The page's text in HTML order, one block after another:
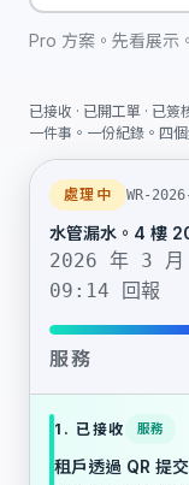
Pro 方案。先看展示。
已接收 · 已開工單 · 已簽
一件事。一份紀錄。四個
處理中 WR-
水管漏水。4 樓
2026 年 3 月
09:14 回報
服務
1. 已接收 服務
租戶透過 QR 提